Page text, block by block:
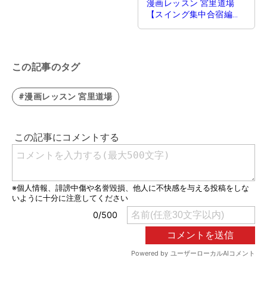
漫画レッスン 宮里道場
【スイング集中合宿編】
この記事のタグ
#漫画レッスン 宮里道場